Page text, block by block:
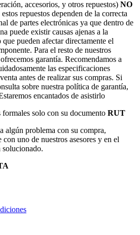
accesorios, y otros repuestos) NO
estos repuestos dependen de la correcta
de partes electrónicas ya que dentro de
puede existir causas ajenas a la
pueden afectar directamente el
Para el resto de nuestros
garantía. Recomendamos a
las especificaciones
antes de realizar sus compras. Si
sobre nuestra política de garantía,
encantados de asistirlo
solo con su documento RUT
algún problema con su compra,
uno de nuestros asesores y en el
solucionado.